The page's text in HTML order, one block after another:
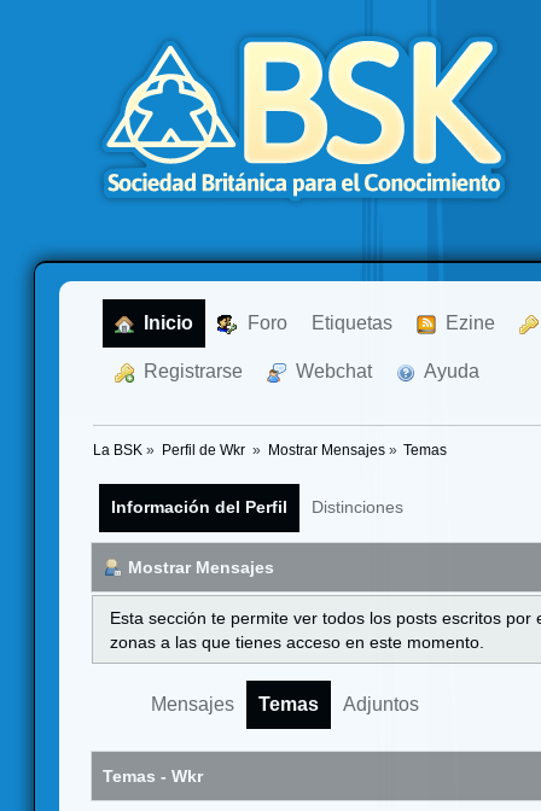
Inicio Foro Etiquetas Ezine
Registrarse Webchat Ayuda
La BSK » Perfil de Wkr » Mostrar Mensajes» Temas
Información del Perfil Distinciones
Mostrar Mensajes
Esta sección te permite ver todos los posts escritos
zonas a las que tienes acceso en este momento.
Mensajes Temas Adjuntos
Temas - Wkr